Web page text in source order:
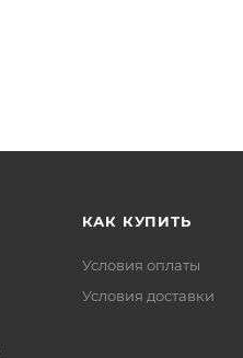
КАК КУПИТЬ
Условия оплаты
Условия доставки